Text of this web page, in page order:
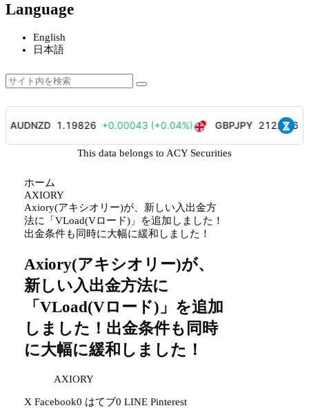
Language
English
日本語
This data belongs to ACY Securities
ホーム
AXIORY
Axiory(アキシオリー)が、新しい入出金方
法に「VLoad(Vロード)」を追加しました！
出金条件も同時に大幅に緩和しました！
Axiory(アキシオリー)が、
新しい入出金方法に
「VLoad(Vロード)」を追加
しました！出金条件も同時
に大幅に緩和しました！
AXIORY
X Facebook0 はてブ0 LINE Pinterest